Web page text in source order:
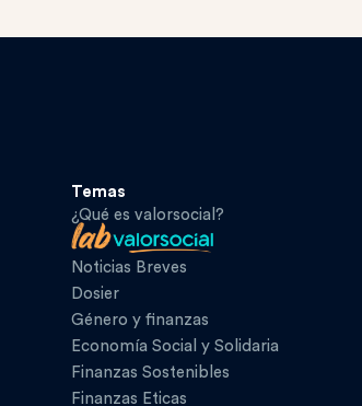
Temas
¿Qué es valorsocial?
Noticias Breves
Dosier
Género y finanzas
Economía Social y Solidaria
Finanzas Sostenibles
Finanzas Eticas